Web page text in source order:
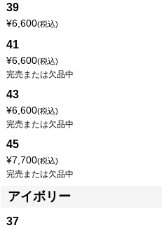
39
¥6,600 税込
41
¥6,600 税込
完売または欠品中
43
¥6,600 税込
完売または欠品中
45
¥7,700 税込
完売または欠品中
アイボリー
37